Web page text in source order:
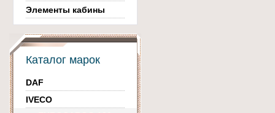
Элементы кабины
Каталог марок
DAF
IVECO